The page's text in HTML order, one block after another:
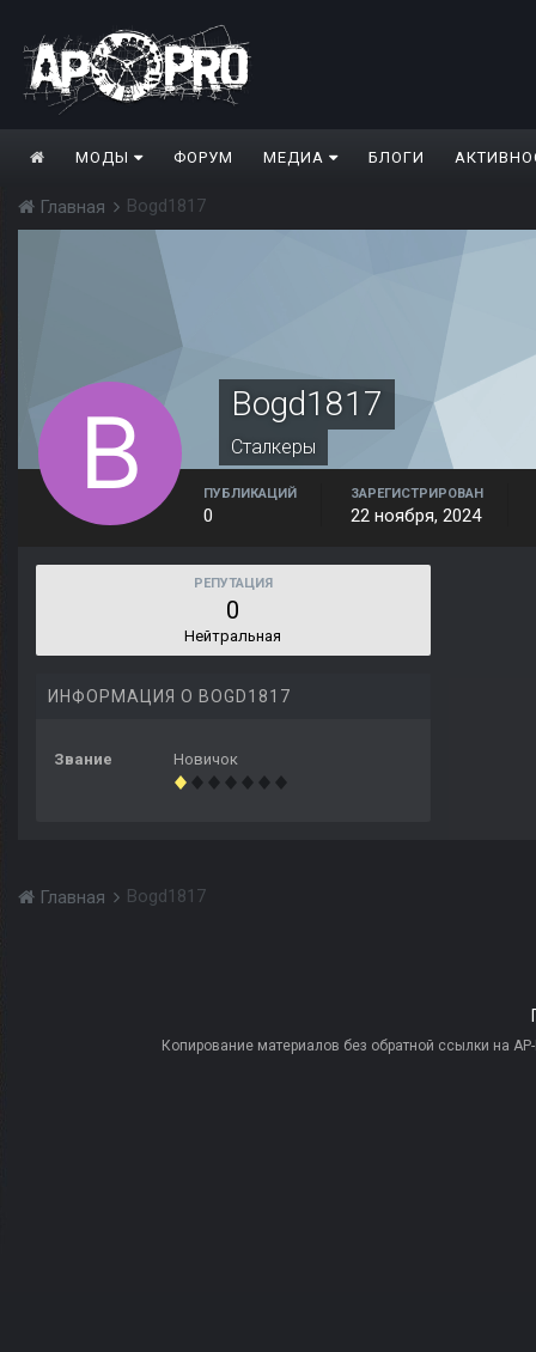
МОДЫ ФОРУМ МЕДИА БЛОГИ
Главная Bogd1817
Bogd1817
Сталкеры
ПУБЛИКАЦИЙ
0
ЗАРЕГИСТРИРОВАН
22 ноября, 2024
РЕПУТАЦИЯ
0
Нейтральная
ИНФОРМАЦИЯ О BOGD1817
Звание Новичок
Главная Bogd1817
Копирование материалов без обратной ссылки на